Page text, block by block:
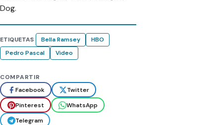
Dog.
ETIQUETAS Bella Ramsey
HBO
Pedro Pascal
Video
COMPARTIR
Facebook
Twitter
Pinterest
WhatsApp
Telegram